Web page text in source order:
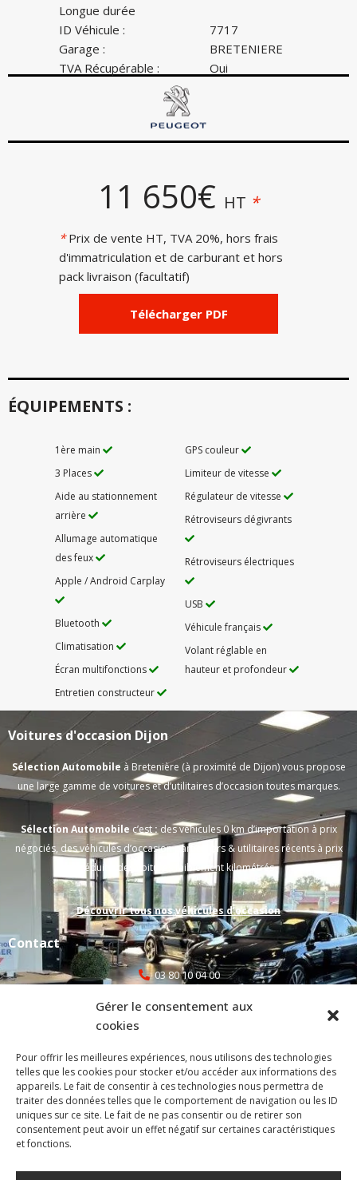
Gérer le consentement aux
cookies
Pour offrir les meilleures expériences, nous utilisons des technologies
telles que les cookies pour stocker et/ou accéder aux informations des
appareils. Le fait de consentir à ces technologies nous permettra de
traiter des données telles que le comportement de navigation ou les ID
uniques sur ce site. Le fait de ne pas consentir ou de retirer son
consentement peut avoir un effet négatif sur certaines caractéristiques
et fonctions.
Longue durée
ID Véhicule :
7717
Garage :
BRETENIERE
TVA Récupérable :
Oui
11 650€ HT *
*Prix de vente HT, TVA 20%, hors frais
d'immatriculation et de carburant et hors
pack livraison (facultatif)
Télécharger PDF
ÉQUIPEMENTS :
1ère main
3 Places
Aide au stationnement
arrière
Allumage automatique
des feux
Apple / Android Carplay
Bluetooth
Climatisation
Écran multifonctions
Entretien constructeur
GPS couleur
Limiteur de vitesse
Régulateur de vitesse
Rétroviseurs dégivrants
Rétroviseurs électriques
USB
Véhicule français
Volant réglable en
hauteur et profondeur
Voitures d'occasion Dijon
Sélection Automobile à Bretenière (à proximité de Dijon) vous propose
une large gamme de voitures et d’utilitaires d’occasion toutes marques.
Sélection Automobile c’est: des véhicules 0 km d’importation à prix
négociés, des véhicules d’occasion particuliers & utilitaires récents à prix
réduits, des voitures faiblement kilométrés.
Découvrir tous nos véhicules d’occasion
Contact
03 80 10 04 00
selecauto@orange.fr
1C Rue de la Plucharde, 21110 Bretenière
Mentions légales